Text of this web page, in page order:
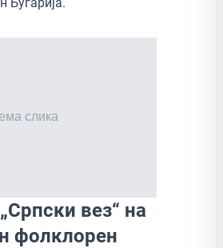
вез“ на
фолклорен